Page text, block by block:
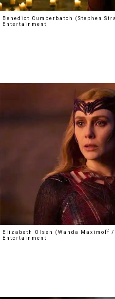
Benedict Cumberbatch (Stephen
Entertainment
Elizabeth Olsen (Wanda Maximoff
Entertainment